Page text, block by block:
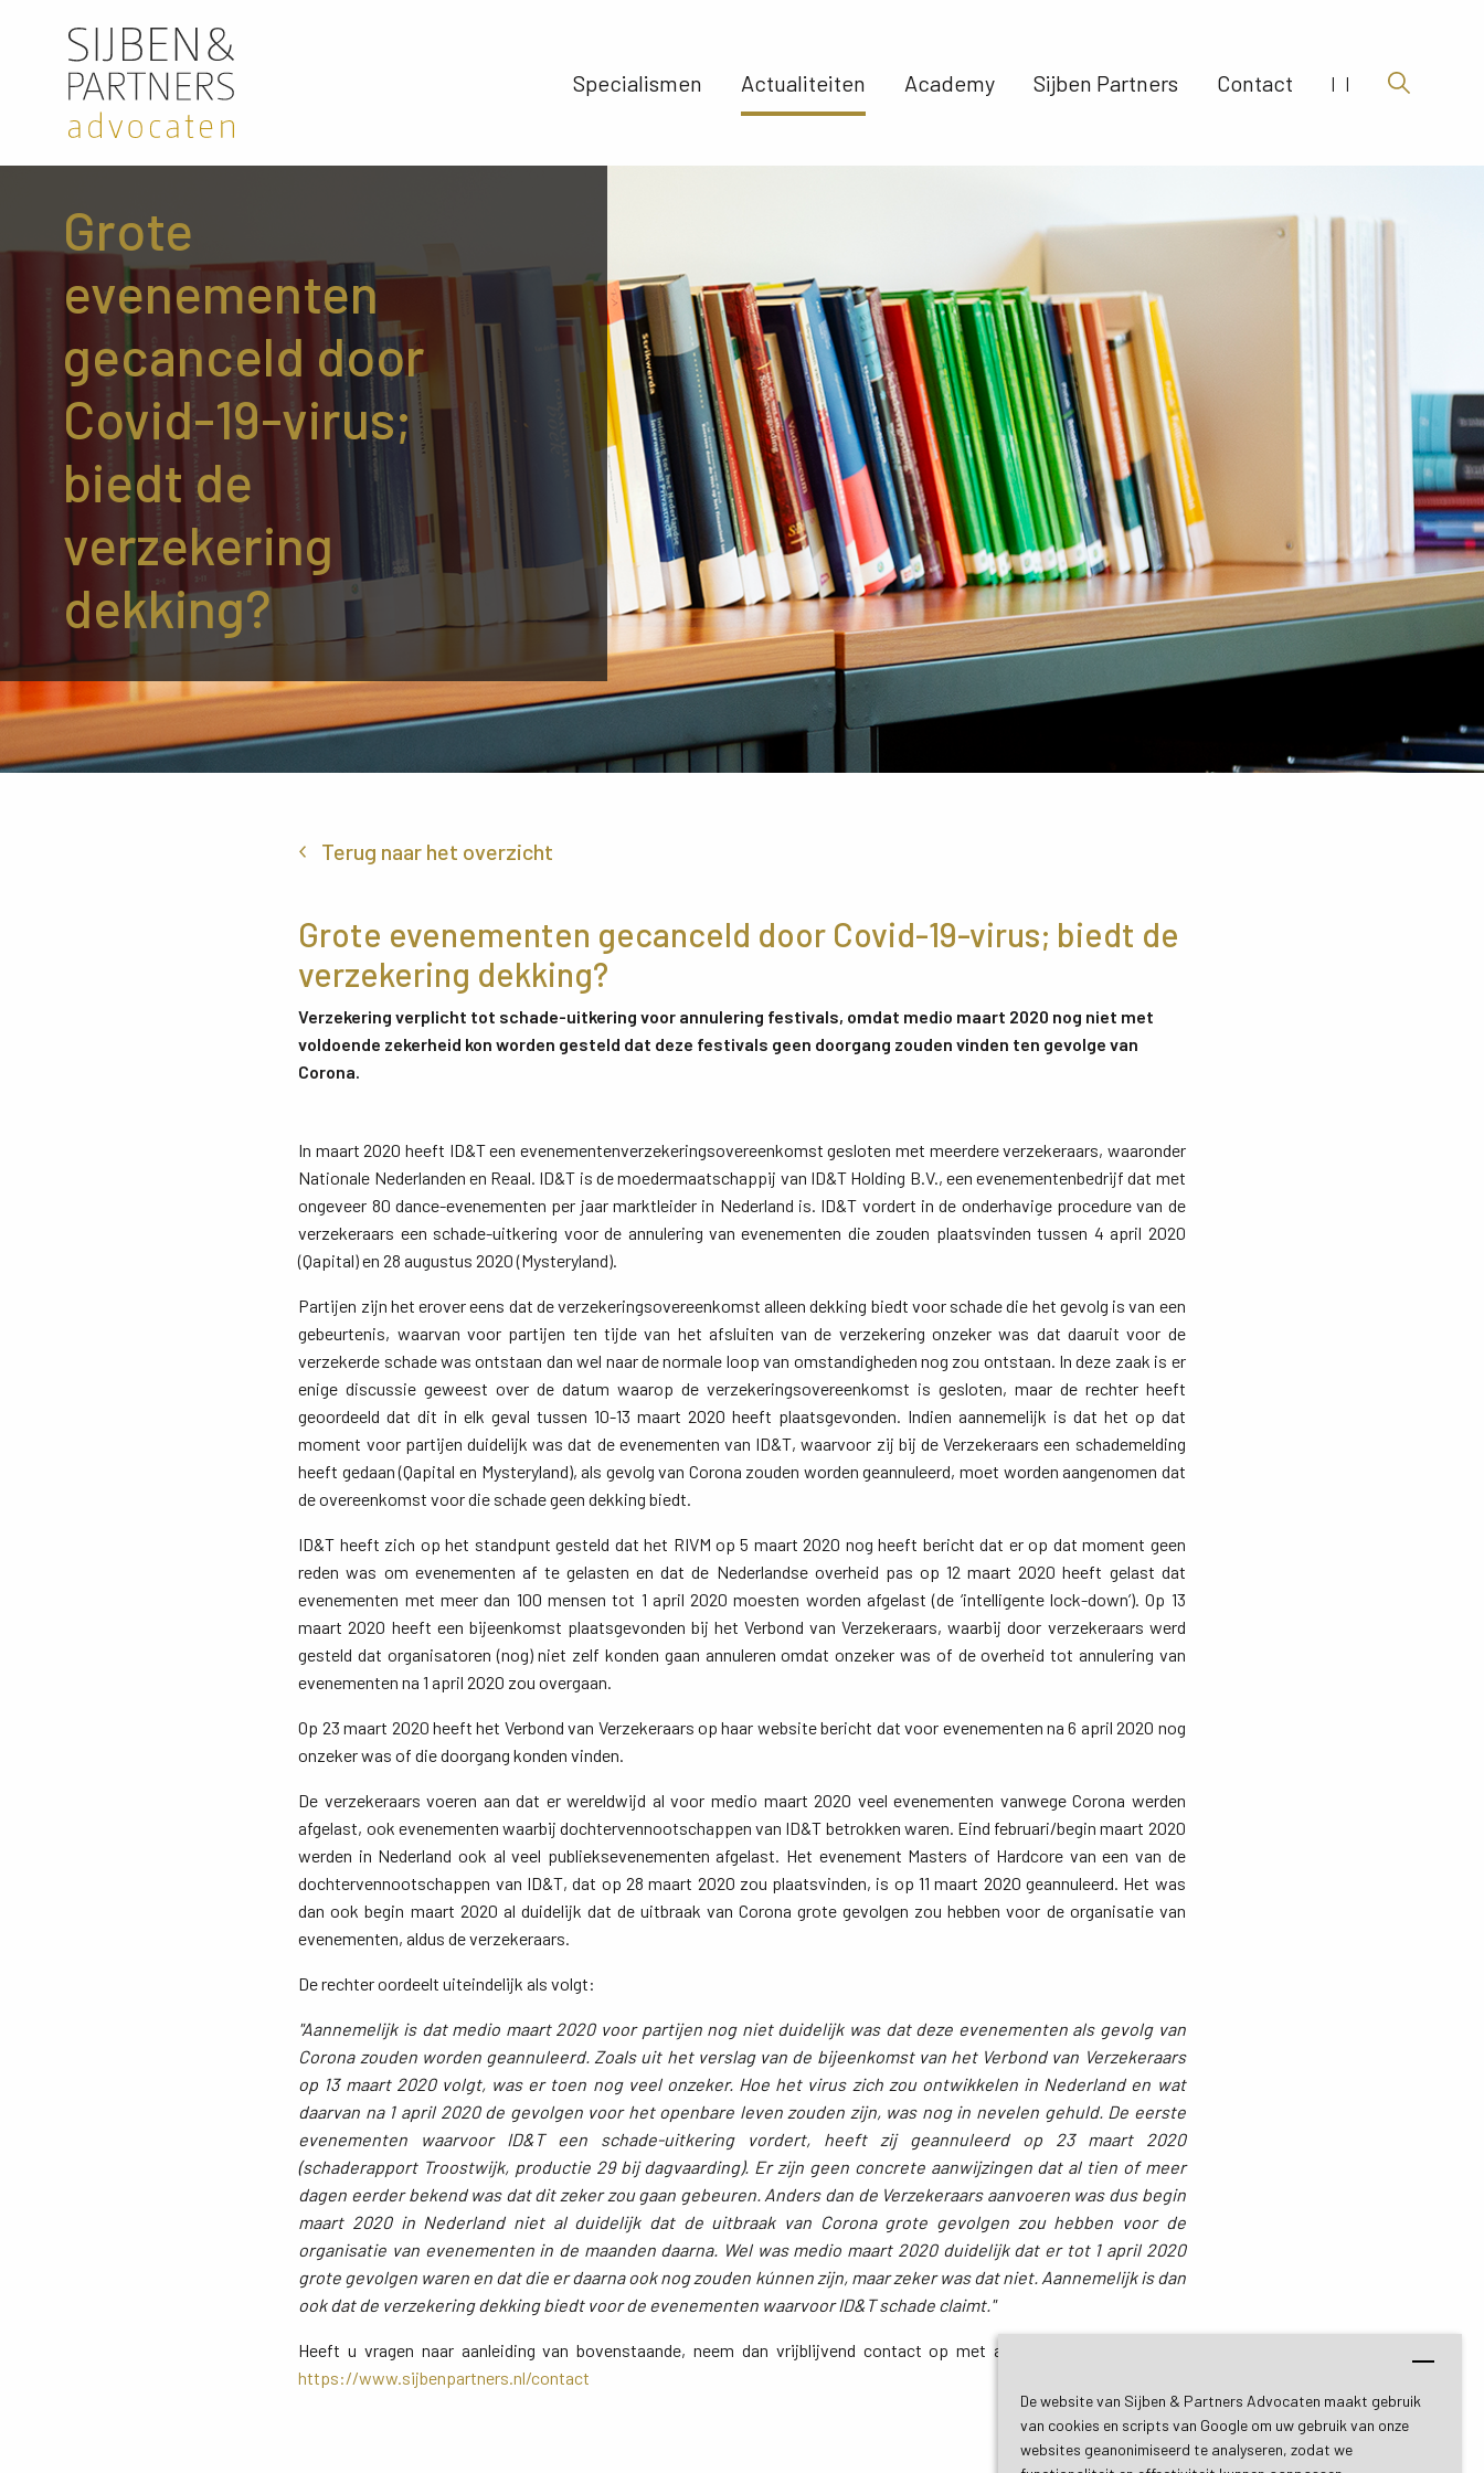
De website van Sijben & Partners Advocaten maakt gebruik
van cookies en scripts van Google om uw gebruik van onze
websites geanonimiseerd te analyseren, zodat we
Specialismen Actualiteiten Academy Sijben Partners Contact | |
Grote
evenementen
gecanceld door
Covid-19-virus;
biedt de
verzekering
dekking?
Terug naar het overzicht
Grote evenementen gecanceld door Covid-19-virus; biedt de
verzekering dekking?
Verzekering verplicht tot schade-uitkering voor annulering festivals, omdat medio maart 2020 nog niet met
voldoende zekerheid kon worden gesteld dat deze festivals geen doorgang zouden vinden ten gevolge van
Corona.
In maart 2020 heeft ID&T een evenementenverzekeringsovereenkomst gesloten met meerdere verzekeraars, waaronder
Nationale Nederlanden en Reaal. ID&T is de moedermaatschappij van ID&T Holding B.V., een evenementenbedrijf dat met
ongeveer 80 dance-evenementen per jaar marktleider in Nederland is. ID&T vordert in de onderhavige procedure van de
verzekeraars een schade-uitkering voor de annulering van evenementen die zouden plaatsvinden tussen 4 april 2020
(Qapital) en 28 augustus 2020 (Mysteryland).
Partijen zijn het erover eens dat de verzekeringsovereenkomst alleen dekking biedt voor schade die het gevolg is van een
gebeurtenis, waarvan voor partijen ten tijde van het afsluiten van de verzekering onzeker was dat daaruit voor de
verzekerde schade was ontstaan dan wel naar de normale loop van omstandigheden nog zou ontstaan. In deze zaak is er
enige discussie geweest over de datum waarop de verzekeringsovereenkomst is gesloten, maar de rechter heeft
geoordeeld dat dit in elk geval tussen 10-13 maart 2020 heeft plaatsgevonden. Indien aannemelijk is dat het op dat
moment voor partijen duidelijk was dat de evenementen van ID&T, waarvoor zij bij de Verzekeraars een schademelding
heeft gedaan (Qapital en Mysteryland), als gevolg van Corona zouden worden geannuleerd, moet worden aangenomen dat
de overeenkomst voor die schade geen dekking biedt.
ID&T heeft zich op het standpunt gesteld dat het RIVM op 5 maart 2020 nog heeft bericht dat er op dat moment geen
reden was om evenementen af te gelasten en dat de Nederlandse overheid pas op 12 maart 2020 heeft gelast dat
evenementen met meer dan 100 mensen tot 1 april 2020 moesten worden afgelast (de ‘intelligente lock-down’). Op 13
maart 2020 heeft een bijeenkomst plaatsgevonden bij het Verbond van Verzekeraars, waarbij door verzekeraars werd
gesteld dat organisatoren (nog) niet zelf konden gaan annuleren omdat onzeker was of de overheid tot annulering van
evenementen na 1 april 2020 zou overgaan.
Op 23 maart 2020 heeft het Verbond van Verzekeraars op haar website bericht dat voor evenementen na 6 april 2020 nog
onzeker was of die doorgang konden vinden.
De verzekeraars voeren aan dat er wereldwijd al voor medio maart 2020 veel evenementen vanwege Corona werden
afgelast, ook evenementen waarbij dochtervennootschappen van ID&T betrokken waren. Eind februari/begin maart 2020
werden in Nederland ook al veel publieksevenementen afgelast. Het evenement Masters of Hardcore van een van de
dochtervennootschappen van ID&T, dat op 28 maart 2020 zou plaatsvinden, is op 11 maart 2020 geannuleerd. Het was
dan ook begin maart 2020 al duidelijk dat de uitbraak van Corona grote gevolgen zou hebben voor de organisatie van
evenementen, aldus de verzekeraars.
De rechter oordeelt uiteindelijk als volgt:
"Aannemelijk is dat medio maart 2020 voor partijen nog niet duidelijk was dat deze evenementen als gevolg van
Corona zouden worden geannuleerd. Zoals uit het verslag van de bijeenkomst van het Verbond van Verzekeraars
op 13 maart 2020 volgt, was er toen nog veel onzeker. Hoe het virus zich zou ontwikkelen in Nederland en wat
daarvan na 1 april 2020 de gevolgen voor het openbare leven zouden zijn, was nog in nevelen gehuld. De eerste
evenementen waarvoor ID&T een schade-uitkering vordert, heeft zij geannuleerd op 23 maart 2020
(schaderapport Troostwijk, productie 29 bij dagvaarding). Er zijn geen concrete aanwijzingen dat al tien of meer
dagen eerder bekend was dat dit zeker zou gaan gebeuren. Anders dan de Verzekeraars aanvoeren was dus begin
maart 2020 in Nederland niet al duidelijk dat de uitbraak van Corona grote gevolgen zou hebben voor de
organisatie van evenementen in de maanden daarna. Wel was medio maart 2020 duidelijk dat er tot 1 april 2020
grote gevolgen waren en dat die er daarna ook nog zouden kúnnen zijn, maar zeker was dat niet. Aannemelijk is dan
ook dat de verzekering dekking biedt voor de evenementen waarvoor ID&T schade claimt."
Heeft u vragen naar aanleiding van bovenstaande, neem dan vrijblijvend contact op met advocaten in Heerlen via
https://www.sijbenpartners.nl/contact